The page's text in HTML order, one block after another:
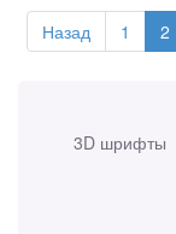
3D шрифты
Назад 1 2